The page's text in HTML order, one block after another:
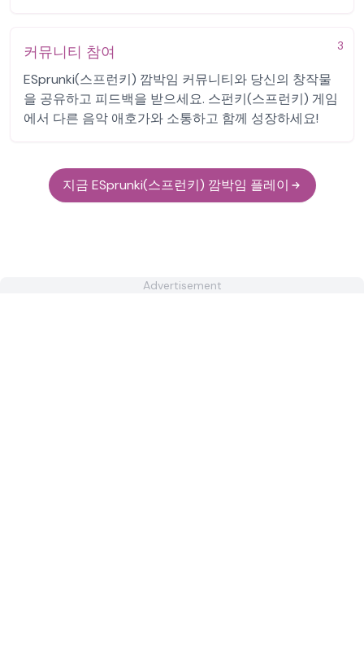
3
커뮤니티 참여
ESprunki(스프런키) 깜박임 커뮤니티와 당신의 창작물
을 공유하고 피드백을 받으세요. 스펀키(스프런키) 게임
에서 다른 음악 애호가와 소통하고 함께 성장하세요!
지금 ESprunki(스프런키) 깜박임 플레이
Advertisement